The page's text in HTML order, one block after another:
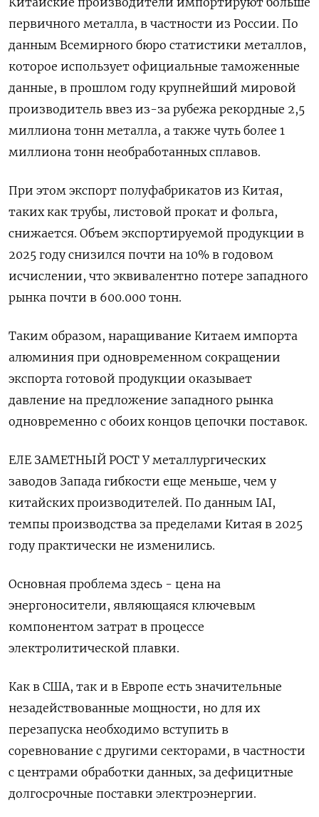
первичного металла, в частности из России. По
данным Всемирного бюро статистики металлов,
которое использует официальные таможенные
данные, в прошлом году крупнейший мировой
производитель ввез из-за рубежа рекордные 2,5
миллиона тонн металла, а также чуть более 1
миллиона тонн необработанных сплавов.
При этом экспорт полуфабрикатов из Китая,
таких как трубы, листовой прокат и фольга,
снижается. Объем экспортируемой продукции в
2025 году снизился почти на 10% в годовом
исчислении, что эквивалентно потере западного
рынка почти в 600.000 тонн.
Таким образом, наращивание Китаем импорта
алюминия при одновременном сокращении
экспорта готовой продукции оказывает
давление на предложение западного рынка
одновременно с обоих концов цепочки поставок.
ЕЛЕ ЗАМЕТНЫЙ РОСТ У ​металлургических
заводов Запада гибкости еще меньше, чем ⁠у
китайских производителей. По данным IAI,
темпы производства за пределами Китая в 2025
году практически не изменились.
Основная проблема здесь - цена на
энергоносители, являющаяся ключевым
компонентом затрат в процессе
электролитической плавки.
Как в США, так и в ‌Европе есть значительные
незадействованные мощности, но для их
перезапуска необходимо вступить в
соревнование с другими секторами, в частности
с центрами обработки данных, за дефицитные
‌долгосрочные поставки электроэнергии.